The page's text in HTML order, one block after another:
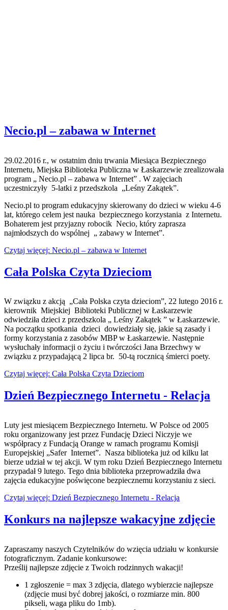
Necio.pl – zabawa w Internet
29.02.2016 r., w ostatnim dniu trwania Miesiąca Bezpiecznego
Internetu, Miejska Biblioteka Publiczna w Łaskarzewie zrealizowała
program „ Necio.pl – zabawa w Internet” . W zajęciach
uczestniczyły 5-latki z przedszkola „Leśny Zakątek”.
Necio.pl to program edukacyjny skierowany do dzieci w wieku 4-6
lat, którego celem jest nauka bezpiecznego korzystania z Internetu.
Bohaterem jest przyjazny robocik Necio, który zaprasza
najmłodszych do wspólnej „ zabawy w Internet”.
Czytaj więcej: Necio.pl – zabawa w Internet
Cała Polska Czyta Dzieciom
W związku z akcją „Cała Polska czyta dzieciom”, 22 lutego 2016 r.
kierownik Miejskiej Biblioteki Publicznej w Łaskarzewie
odwiedziła dzieci z przedszkola „ Leśny Zakątek ” w Łaskarzewie.
Na początku spotkania dzieci dowiedziały się, jakie są zasady i
formy korzystania z zasobów MBP w Łaskarzewie. Następnie
wysłuchały informacji o życiu i twórczości Jana Brzechwy w
związku z przypadającą 2 lipca br. 50-tą rocznicą śmierci poety.
Czytaj więcej: Cała Polska Czyta Dzieciom
Dzień Bezpiecznego Internetu - Relacja
Luty jest miesiącem Bezpiecznego Internetu. W Polsce od 2005
roku organizowany jest przez Fundację Dzieci Niczyje we
współpracy z Fundacją Orange w ramach programu Komisji
Europejskiej „Safer Internet”. Nasza biblioteka już od kilku lat
bierze udział w tej akcji. W tym roku Dzień Bezpiecznego Internetu
przypadał 9 lutego. Tego dnia biblioteka przeprowadziła dwa
zajęcia edukacyjne poświęcone bezpiecznemu korzystaniu z sieci.
Czytaj więcej: Dzień Bezpiecznego Internetu - Relacja
Konkurs na najlepsze wakacyjne zdjęcie
Zapraszamy naszych Czytelników do wzięcia udziału w konkursie
fotograficznym. Zadanie konkursowe:
Prześlij najlepsze zdjęcie z Twoich rodzinnych wakacji!
1 zgłoszenie = max 3 zdjęcia, dlatego wybierzcie najlepsze
(zdjęcie musi być dobrej jakości, o rozmiarze min. 800
pikseli, waga pliku do 1mb).